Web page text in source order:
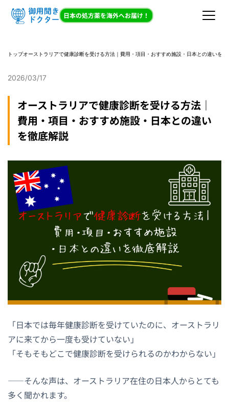
日本の処方薬を海外へお届け！
トップオーストラリアで健康診断を受ける方法｜費用・項目・おすすめ施設・日本との違いを徹
2026/03/17
オーストラリアで健康診断を受ける方法｜
費用・項目・おすすめ施設・日本との違い
を徹底解説
「日本では毎年健康診断を受けていたのに、オーストラリ
アに来てから一度も受けていない」
「そもそもどこで健康診断を受けられるのかわからない」
——そんな声は、オーストラリア在住の日本人からとても
多く聞かれます。